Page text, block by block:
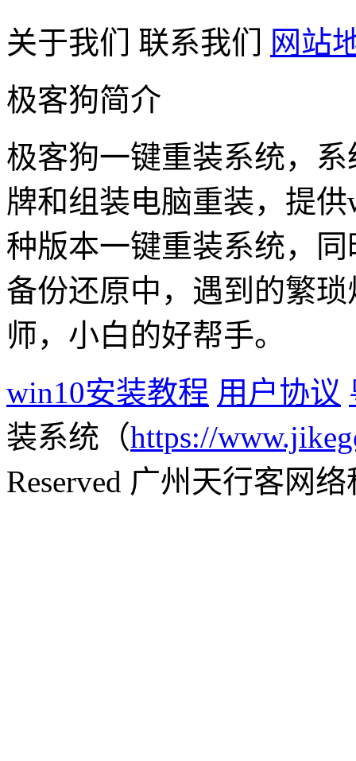
关于我们
联系我们
网站
极客狗简介
极客狗一键重装系统，
牌和组装电脑重装，提
种版本一键重装系统，
备份还原中，遇到的繁
师，小白的好帮手。
win10安装教程 用户协议
装系统（https://
Reserved 广州天行客网